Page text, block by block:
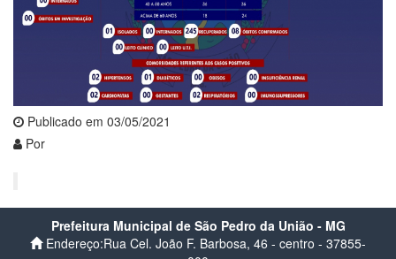
Publicado em 03/05/2021
Por
Prefeitura Municipal de São Pedro da União - MG
Endereço:Rua Cel. João F. Barbosa, 46 - centro - 37855-